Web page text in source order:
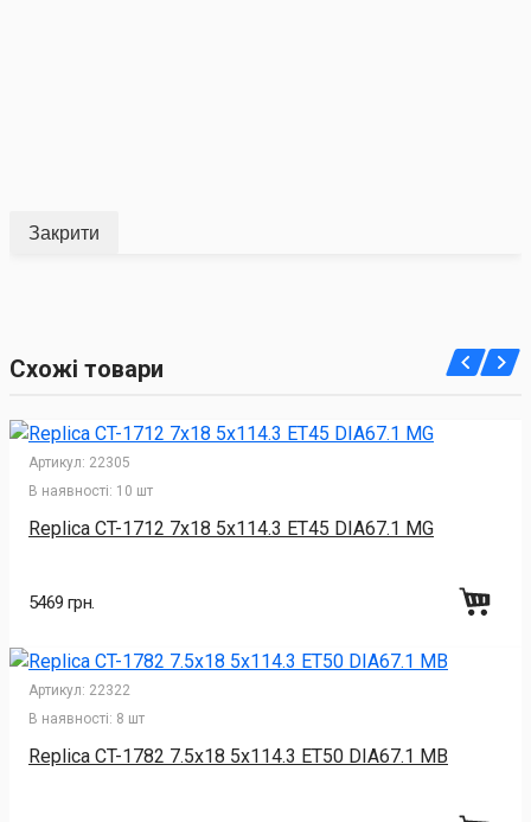
Закрити
Схожі товари
Артикул: 22305
В наявності: 10 шт
Replica CT-1712 7x18 5x114.3 ET45 DIA67.1 MG
5469 грн.
Артикул: 22322
В наявності: 8 шт
Replica CT-1782 7.5x18 5x114.3 ET50 DIA67.1 MB